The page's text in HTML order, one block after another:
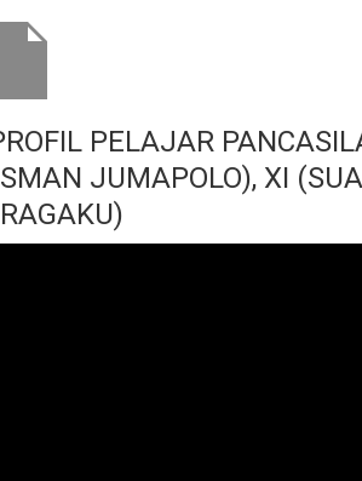
PELAJAR
JUMAPOLO), XI